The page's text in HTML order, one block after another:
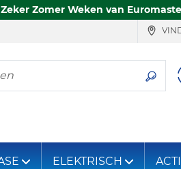
Zomer Weken van
ELEKTRISCH